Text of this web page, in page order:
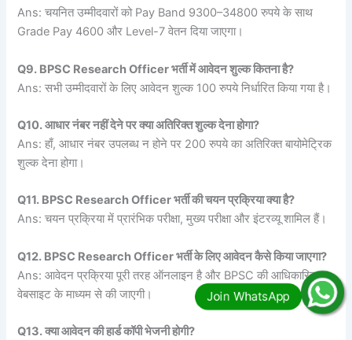
Ans: चयनित उम्मीदवारों को Pay Band 9300–34800 रुपये के साथ
Grade Pay 4600 और Level-7 वेतन दिया जाएगा।
Q9. BPSC Research Officer भर्ती में आवेदन शुल्क कितना है?
Ans: सभी उम्मीदवारों के लिए आवेदन शुल्क 100 रुपये निर्धारित किया गया है।
Q10. आधार नंबर नहीं देने पर क्या अतिरिक्त शुल्क देना होगा?
Ans: हाँ, आधार नंबर उपलब्ध न होने पर 200 रुपये का अतिरिक्त बायोमेट्रिक
शुल्क देना होगा।
Q11. BPSC Research Officer भर्ती की चयन प्रक्रिया क्या है?
Ans: चयन प्रक्रिया में प्रारंभिक परीक्षा, मुख्य परीक्षा और इंटरव्यू शामिल हैं।
Q12. BPSC Research Officer भर्ती के लिए आवेदन कैसे किया जाएगा?
Ans: आवेदन प्रक्रिया पूरी तरह ऑनलाइन है और BPSC की आधिकारिक
वेबसाइट के माध्यम से की जाएगी।
Q13. क्या आवेदन की हार्ड कॉपी भेजनी होगी?